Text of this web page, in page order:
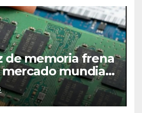
de memoria frena
mercado mundial